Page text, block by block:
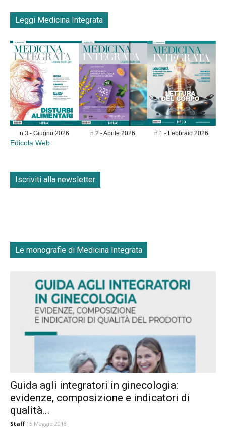
Leggi Medicina Integrata
n.3 - Giugno 2026 n.2 - Aprile 2026 n.1 - Febbraio 2026
Edicola Web
Iscriviti alla newsletter
Le monografie di Medicina Integrata
Guida agli integratori in ginecologia:
evidenze, composizione e indicatori di
qualità...
Staff 15 Maggio 2018